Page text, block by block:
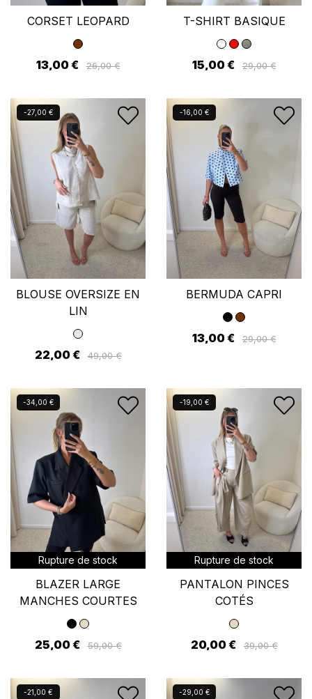
CORSET LEOPARD
13,00 € 26,00 €
T-SHIRT BASIQUE
15,00 € 29,00 €
-27,00 €
Nouveau
BLOUSE OVERSIZE EN
LIN
22,00 € 49,00 €
-16,00 €
Nouveau
BERMUDA CAPRI
13,00 € 29,00 €
-34,00 €
Nouveau
Rupture de stock
BLAZER LARGE
MANCHES COURTES
25,00 € 59,00 €
-19,00 €
Nouveau
Rupture de stock
PANTALON PINCES
COTÉS
20,00 € 39,00 €
-21,00 €
Nouveau -29,00 €
Nouveau